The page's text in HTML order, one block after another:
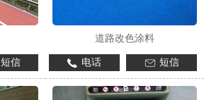
短信
道路改色涂料
电话 短信